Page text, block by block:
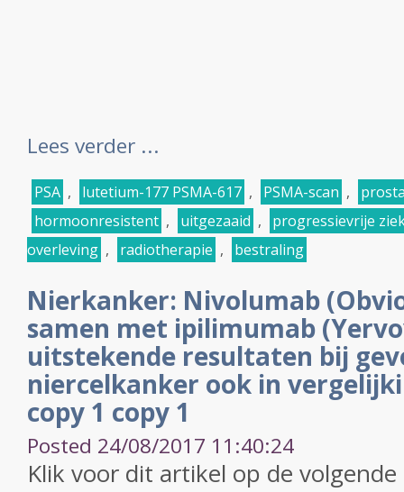
Lees verder ...
PSA , lutetium-177 PSMA-617 , PSMA-scan ,
hormoonresistent , uitgezaaid ,
progressievrije
overleving , radiotherapie , bestraling
Nierkanker: Nivolumab
samen met ipilimumab
uitstekende resultaten bij
niercelkanker ook in
copy 1 copy 1
Posted 24/08/2017 11:40:24
Klik voor dit artikel op de